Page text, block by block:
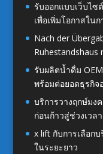
รับออกแบบเว็บไซ
เพื่อเพิ่มโอกาสใน
Nach der
Ruhestandshaus
รับผลิตน้ำดื่ม
พร้อมต่อยอดธุรกิจ
บริการวางฤกษ์มง
ก่อนก้าวสู่ช่วงเว
x lift กับการเลือก
ในระยะยาว